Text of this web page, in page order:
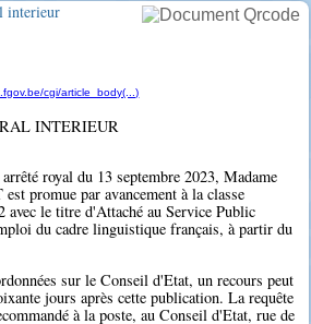
interieur
cgi/article_body(...)
INTERIEUR
royal du 13 septembre 2023, Madame
promue par avancement à la classe
avec le titre d'Attaché au Service Public
du cadre linguistique français, à partir du
sur le Conseil d'Etat, un recours peut
jours après cette publication. La requête
à la poste, au Conseil d'Etat, rue de